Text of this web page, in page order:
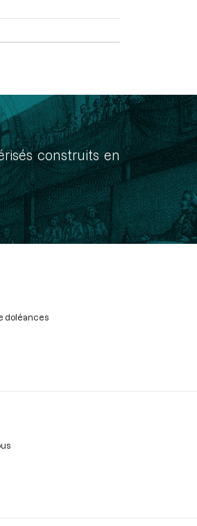
construits en
doléances